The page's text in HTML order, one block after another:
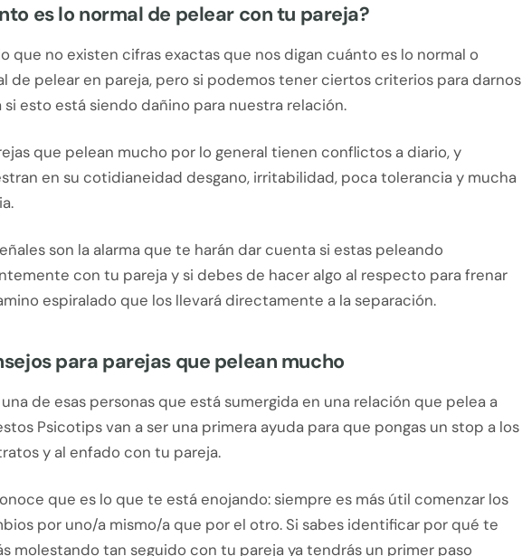
es lo normal de pelear con tu pareja?
que no existen cifras exactas que nos digan cuánto es lo normal o
de pelear en pareja, pero si podemos tener ciertos criterios para darnos
esto está siendo dañino para nuestra relación.
que pelean mucho por lo general tienen conflictos a diario, y
en su cotidianeidad desgano, irritabilidad, poca tolerancia y mucha
son la alarma que te harán dar cuenta si estas peleando
con tu pareja y si debes de hacer algo al respecto para frenar
espiralado que los llevará directamente a la separación.
para parejas que pelean mucho
una de esas personas que está sumergida en una relación que pelea a
Psicotips van a ser una primera ayuda para que pongas un stop a los
y al enfado con tu pareja.
que es lo que te está enojando: siempre es más útil comenzar los
por uno/a mismo/a que por el otro. Si sabes identificar por qué te
molestando tan seguido con tu pareja ya tendrás un primer paso